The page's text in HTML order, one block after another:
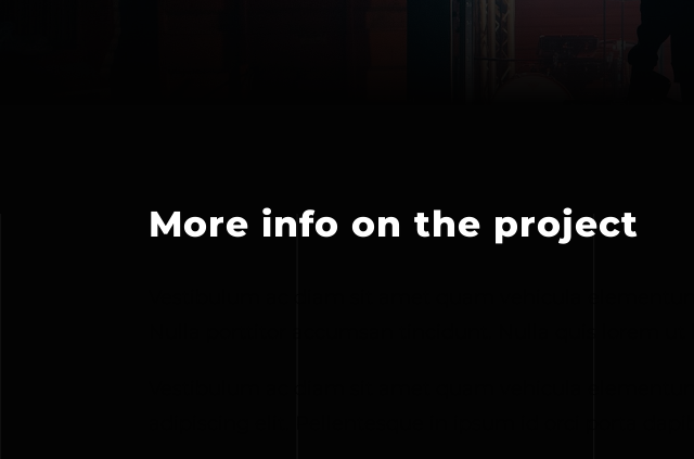
More info on the project